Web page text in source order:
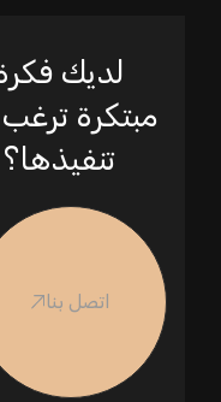
لديك
مبتكرة
تنفيذها؟
اتصل بنا